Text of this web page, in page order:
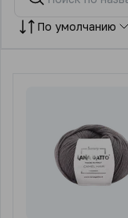
По умолчанию